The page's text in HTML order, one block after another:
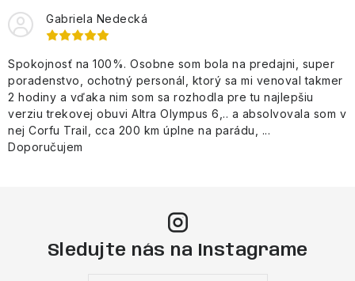
Gabriela Nedecká
Spokojnosť na 100%. Osobne som bola na predajni, super
poradenstvo, ochotný personál, ktorý sa mi venoval takmer
2 hodiny a vďaka nim som sa rozhodla pre tu najlepšiu
verziu trekovej obuvi Altra Olympus 6,.. a absolvovala som v
nej Corfu Trail, cca 200 km úplne na parádu, ...
Doporučujem
Sledujte nás na Instagrame